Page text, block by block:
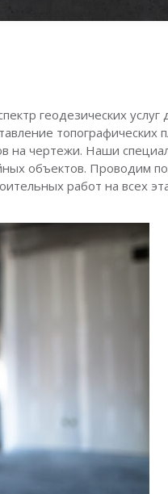
геодезических
на чертежи. Наши
объектов. Проводим
работ на всех